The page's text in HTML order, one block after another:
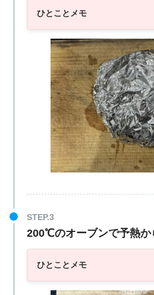
ひとことメモ
200℃のオーブンで予熱か
ひとことメモ